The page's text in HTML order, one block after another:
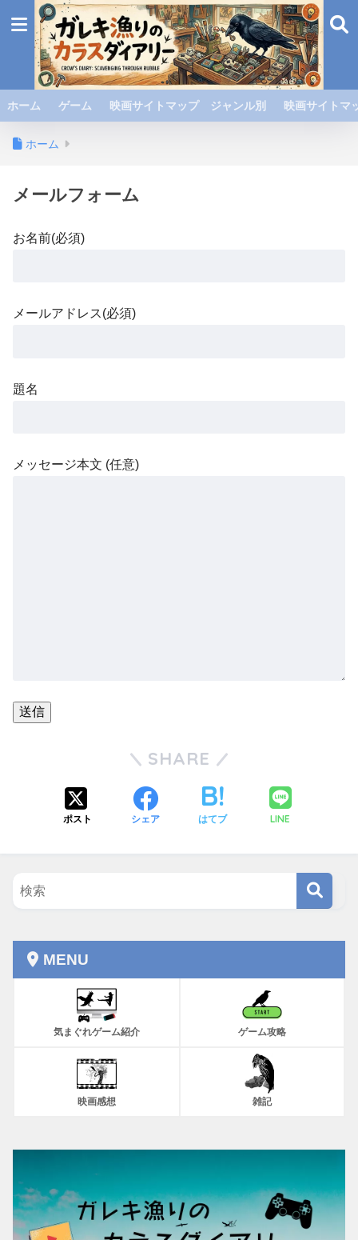
ホーム ゲーム 映画サイトマップ ジャンル別 映画サイト
ホーム
メールフォーム
お名前(必須)
メールアドレス(必須)
題名
メッセージ本文 (任意)
SHARE
ポスト シェア はてブ LINE
MENU
気まぐれゲーム紹介 ゲーム攻略
映画感想 雑記